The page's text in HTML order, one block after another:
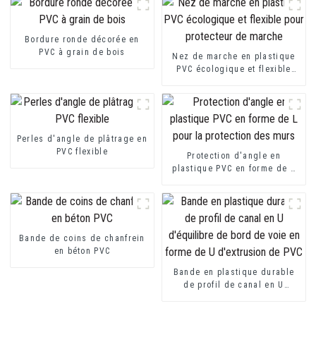
Bordure ronde décorée en
PVC à grain de bois
Nez de marche en plastique
PVC écologique et flexible
Perles d'angle de plâtrage en
PVC flexible
Protection d'angle en
plastique PVC en forme de L
Bande de coins de chanfrein
en béton PVC
Bande en plastique durable
de profil de canal en U